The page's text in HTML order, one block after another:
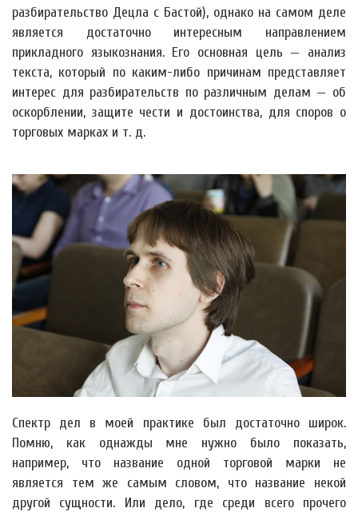
разбирательство Децла с Бастой), однако на самом деле
является достаточно интересным направлением
прикладного языкознания. Его основная цель — анализ
текста, который по каким-либо причинам представляет
интерес для разбирательств по различным делам — об
оскорблении, защите чести и достоинства, для споров о
торговых марках и т. д.
Спектр дел в моей практике был достаточно широк.
Помню, как однажды мне нужно было показать,
например, что название одной торговой марки не
является тем же самым словом, что название некой
другой сущности. Или дело, где среди всего прочего